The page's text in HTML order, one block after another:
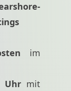
im
Uhrmit